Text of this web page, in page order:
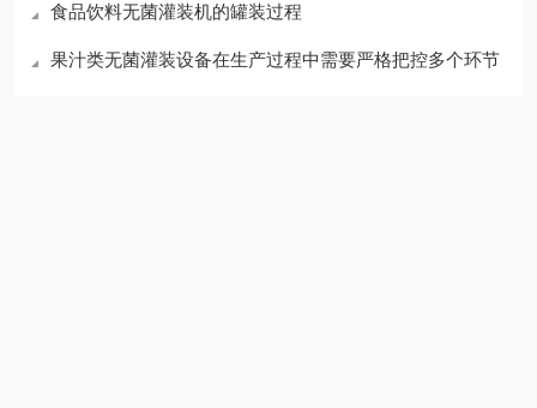
食品饮料无菌灌装机的罐装过程
果汁类无菌灌装设备在生产过程中需要严格把控多个环节